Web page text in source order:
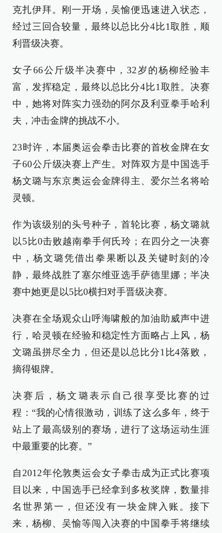
克扎伊拜。刚一开场，吴愉便迅速进入状态，
经过三回合较量，最终以总比分4比1取胜，顺
利晋级决赛。
女子66公斤级半决赛中，32岁的杨柳经验丰
富，发挥稳定，最终以总比分4比1取胜。决赛
中，她将对阵实力强劲的阿尔及利亚拳手哈利
夫，冲击金牌的挑战不小。
23时许，本届奥运会拳击比赛的首枚金牌在女
子60公斤级决赛上产生。对阵双方是中国选手
杨文璐与东京奥运会金牌得主、爱尔兰名将哈
灵顿。
作为该级别的头号种子，首轮比赛，杨文璐就
以5比0击败越南拳手何氏玲；在四分之一决赛
中，杨文璐凭借出拳果断以及关键时刻的冷
静，最终战胜了塞尔维亚选手萨德里娜；半决
赛中她更是以5比0横扫对手晋级决赛。
决赛在全场观众山呼海啸般的加油助威声中进
行，哈灵顿在经验和稳定性方面略占上风，杨
文璐虽拼尽全力，但还是以总比分1比4落败，
摘得银牌。
决赛后，杨文璐表示自己很享受比赛的过
程：“我的心情很激动，训练了这么多年，终于
站上了最高级别的赛场，进行了这场运动生涯
中最重要的比赛。”
自2012年伦敦奥运会女子拳击成为正式比赛项
目以来，中国选手已经拿到多枚奖牌，数量排
名世界第一，但还没有一块金牌入账。接下
来，杨柳、吴愉等闯入决赛的中国拳手将继续